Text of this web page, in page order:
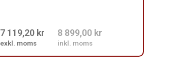
7 119,20 kr
exkl. moms
8 899,00 kr
inkl. moms